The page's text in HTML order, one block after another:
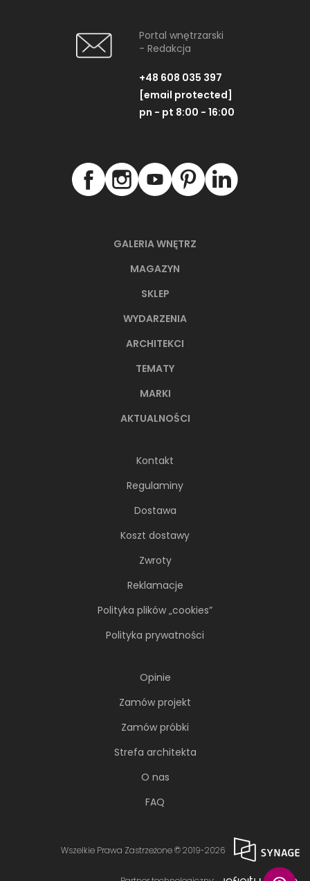
GALERIA WNĘTRZ
MAGAZYN
SKLEP
WYDARZENIA
ARCHITEKCI
TEMATY
MARKI
AKTUALNOŚCI
Kontakt
Regulaminy
Dostawa
Koszt dostawy
Zwroty
Reklamacje
Polityka plików „cookies”
Polityka prywatności
Opinie
Zamów projekt
Zamów próbki
Strefa architekta
O nas
FAQ
Portal wnętrzarski
- Redakcja
+48 608 035 397
[email protected]
pn - pt 8:00 - 16:00
Wszelkie Prawa Zastrzeżone © 2019-2026